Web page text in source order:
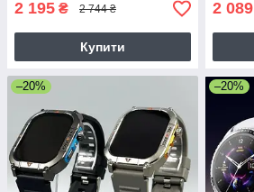
2 195 ₴ 2 744 ₴
Купити
2 089
–20% –20%